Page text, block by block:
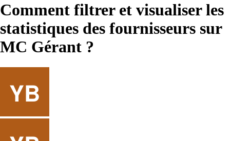
Comment filtrer et visualiser les
statistiques des fournisseurs sur
MC Gérant ?